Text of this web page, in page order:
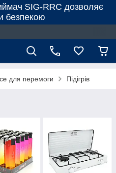
SIG-RRC дозволяє
безпекою
для перемоги Підігрів